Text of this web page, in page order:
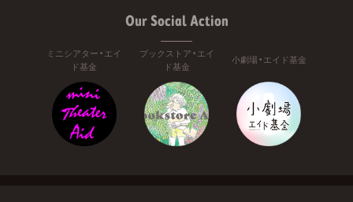
Our Social Action
ミニシアター・エイ
ド基金
ブックストア・エイ
ド基金
小劇場・エイド基金